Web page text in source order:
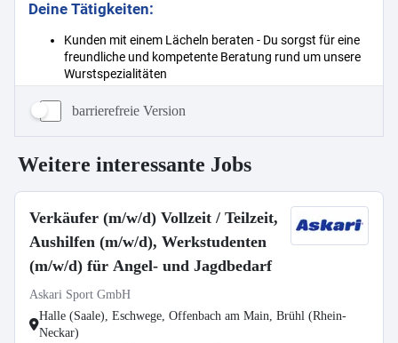
barrierefreie Version
Weitere interessante Jobs
Verkäufer (m/w/d) Vollzeit / Teilzeit,
Aushilfen (m/w/d), Werkstudenten
(m/w/d) für Angel- und Jagdbedarf
Askari Sport GmbH
Halle (Saale), Eschwege, Offenbach am Main, Brühl (Rhein-
Neckar)